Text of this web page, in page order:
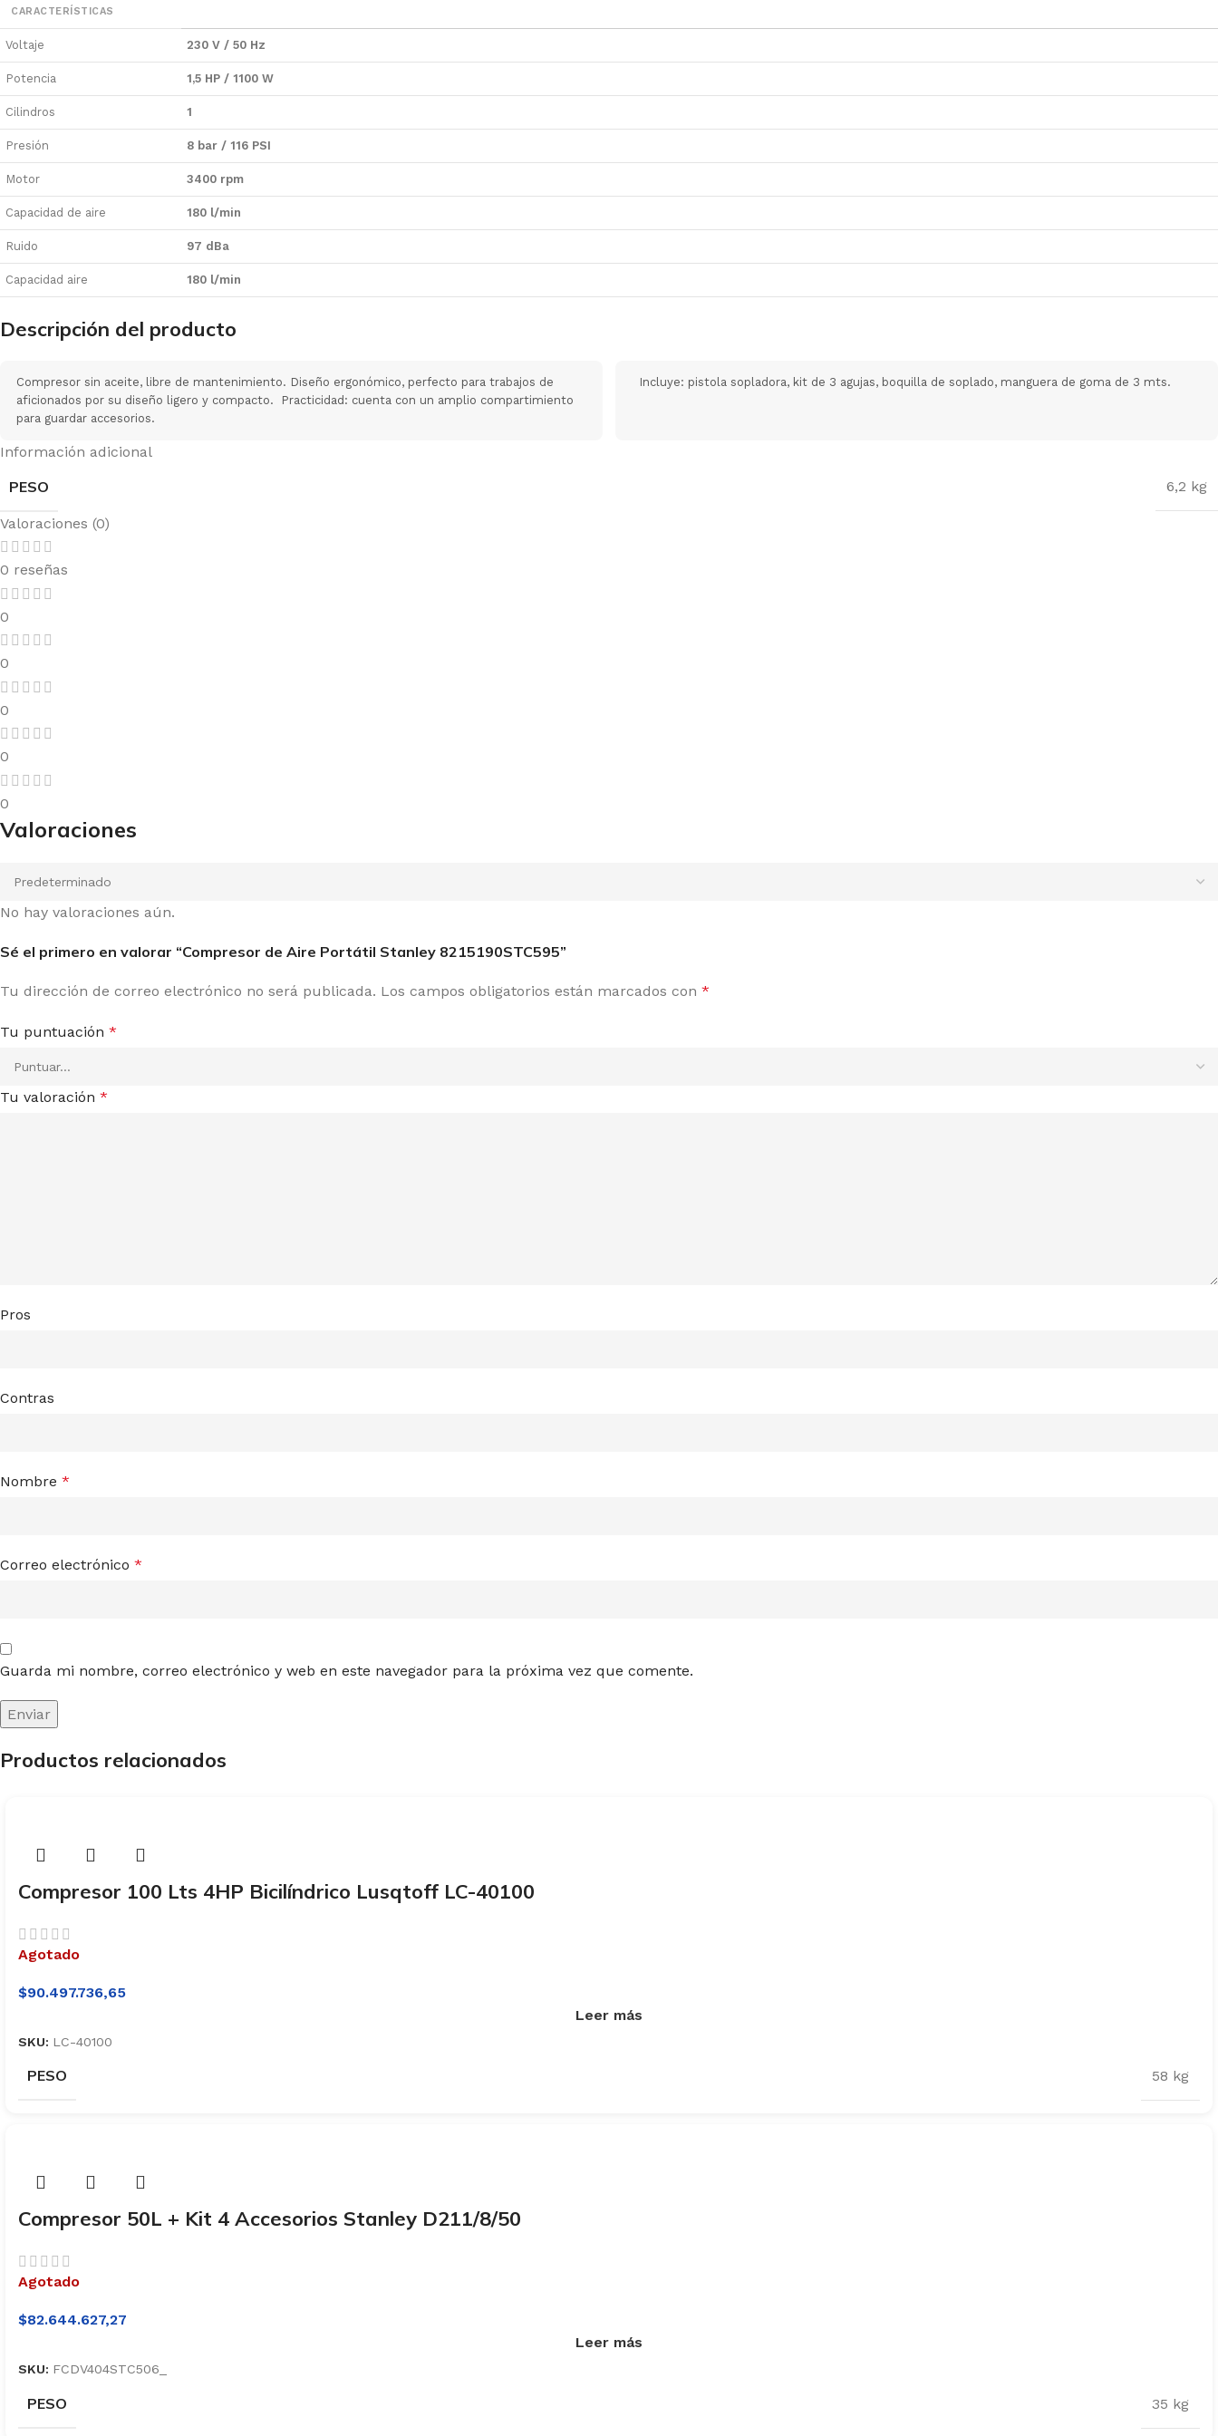
CARACTERÍSTICAS
Voltaje 230 V / 50 Hz
Potencia 1,5 HP / 1100 W
Cilindros 1
Presión 8 bar / 116 PSI
Motor 3400 rpm
Capacidad de aire 180 l/min
Ruido 97 dBa
Capacidad aire 180 l/min
Descripción del producto
Compresor sin aceite, libre de mantenimiento. Diseño ergonómico, perfecto para trabajos de
aficionados por su diseño ligero y compacto. Practicidad: cuenta con un amplio compartimiento
para guardar accesorios.
Incluye: pistola sopladora, kit de 3 agujas, boquilla de soplado, manguera de goma de 3 mts.
Información adicional
PESO 6,2 kg
Valoraciones (0)
0 reseñas
0
0
0
0
0
Valoraciones
No hay valoraciones aún.
Sé el primero en valorar “Compresor de Aire Portátil Stanley 8215190STC595”
Tu dirección de correo electrónico no será publicada. Los campos obligatorios están marcados con *
Tu puntuación *
Tu valoración *
Pros
Contras
Nombre *
Correo electrónico *
Guarda mi nombre, correo electrónico y web en este navegador para la próxima vez que comente.
Productos relacionados
Compresor 100 Lts 4HP Bicilíndrico Lusqtoff LC-40100
Agotado
$90.497.736,65
Leer más
SKU: LC-40100
PESO 58 kg
Compresor 50L + Kit 4 Accesorios Stanley D211/8/50
Agotado
$82.644.627,27
Leer más
SKU: FCDV404STC506_
PESO 35 kg